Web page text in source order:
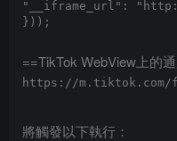
"__iframe_url":
==TikTok WebView上的
將觸發以下執行：